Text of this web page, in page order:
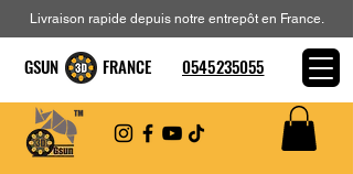
Livraison rapide depuis notre entrepôt en France.
GSUN FRANCE 0545235055